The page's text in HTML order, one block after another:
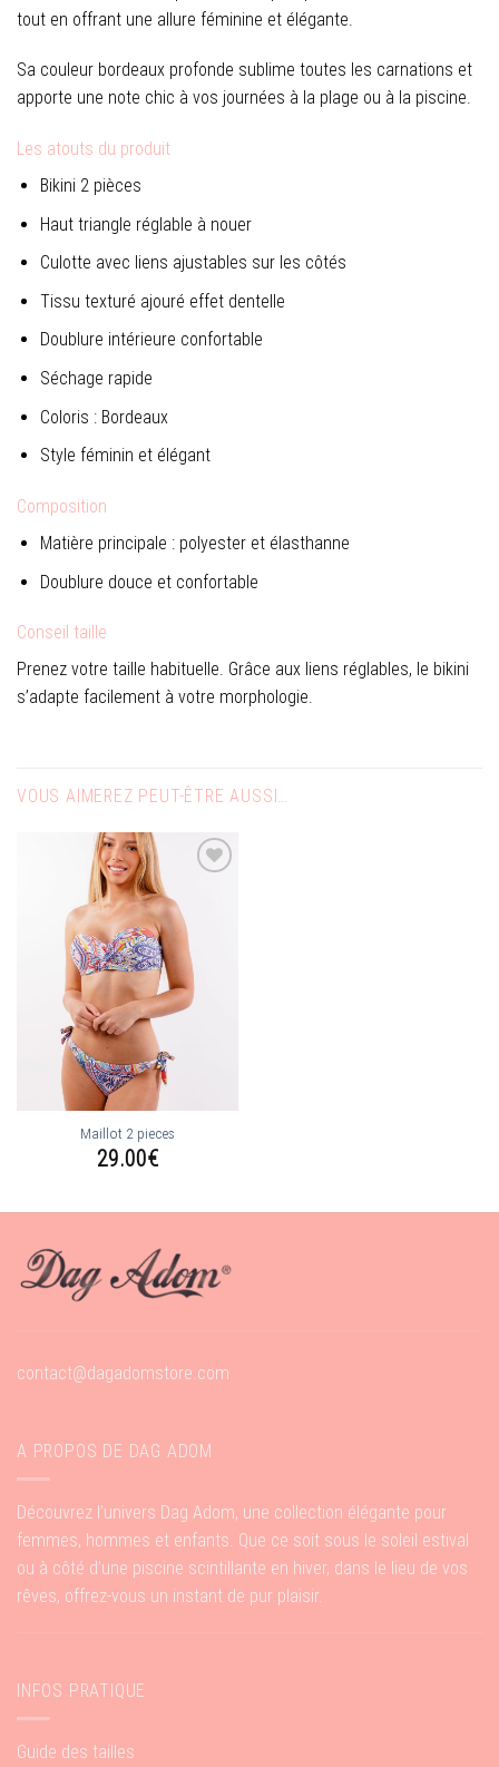
tout en offrant une allure féminine et élégante.
Sa couleur bordeaux profonde sublime toutes les carnations et
apporte une note chic à vos journées à la plage ou à la piscine.
Les atouts du produit
Bikini 2 pièces
Haut triangle réglable à nouer
Culotte avec liens ajustables sur les côtés
Tissu texturé ajouré effet dentelle
Doublure intérieure confortable
Séchage rapide
Coloris : Bordeaux
Style féminin et élégant
Composition
Matière principale : polyester et élasthanne
Doublure douce et confortable
Conseil taille
Prenez votre taille habituelle. Grâce aux liens réglables, le bikini
s’adapte facilement à votre morphologie.
VOUS AIMEREZ PEUT-ÊTRE AUSSI…
wishlist
Maillot 2 pieces
29.00€
contact@dagadomstore.com
A PROPOS DE DAG ADOM
Découvrez l’univers Dag Adom, une collection élégante pour
femmes, hommes et enfants. Que ce soit sous le soleil estival
ou à côté d’une piscine scintillante en hiver, dans le lieu de vos
rêves, offrez-vous un instant de pur plaisir.
INFOS PRATIQUE
Guide des tailles